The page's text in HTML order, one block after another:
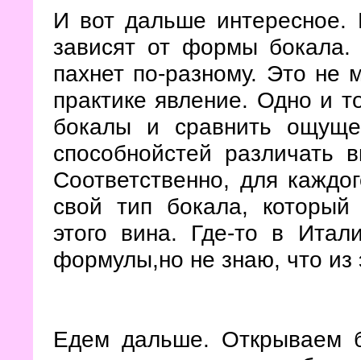
И вот дальше
зависят от формы
пахнет по-разному. Это не
практике явление. Одно и
бокалы и сравнить
способнойстей различать
Соответственно, для
свой тип бокала, который
этого вина. Где-то в
формулы,но не знаю, что из
Едем дальше. Открываем